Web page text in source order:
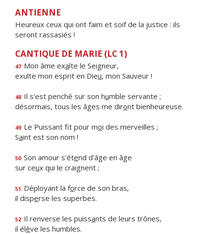
ANTIENNE
Heureux ceux qui ont faim et soif de la justice : ils
seront rassasiés !
CANTIQUE DE MARIE (LC 1)
47 Mon âme exalte le Seigneur,
exulte mon esprit en Dieu, mon Sauveur !
48 Il s'est penché sur son humble servante ;
désormais, tous les âges me diront bienheureuse.
49 Le Puissant fit pour moi des merveilles ;
Saint est son nom !
50 Son amour s'étend d'âge en âge
sur ceux qui le craignent ;
51 Déployant la force de son bras,
il disperse les superbes.
52 Il renverse les puissants de leurs trônes,
il élève les humbles.